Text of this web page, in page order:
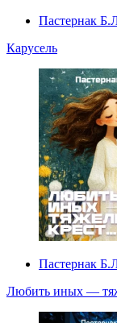
Пастернак
Карусель
Пастернак
Любить иных —